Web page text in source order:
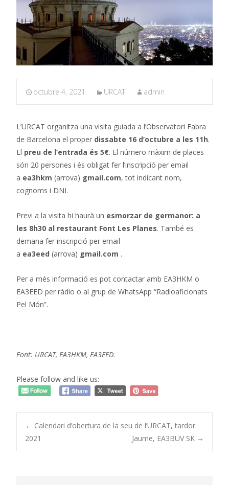
octubre 4, 2021 URCAT admin
L’URCAT organitza una visita guiada a l’Observatori Fabra
de Barcelona el proper dissabte 16 d’octubre a les 11h.
El preu de l’entrada és 5€. El número màxim de places
són 20 persones i és obligat fer l’inscripció per email
a ea3hkm (arrova) gmail.com, tot indicant nom,
cognoms i DNI.
Previ a la visita hi haurà un esmorzar de germanor: a
les 8h30 al restaurant Font Les Planes. També es
demana fer inscripció per email
a ea3eed (arrova) gmail.com .
Per a més informació es pot contactar amb EA3HKM o
EA3EED per ràdio o al grup de WhatsApp “Radioaficionats
Pel Món”.
Font: URCAT, EA3HKM, EA3EED.
Please follow and like us:
Post
← Calendari d’obertura de la seu de l’URCAT, tardor
2021
Jaume, EA3BUV SK →